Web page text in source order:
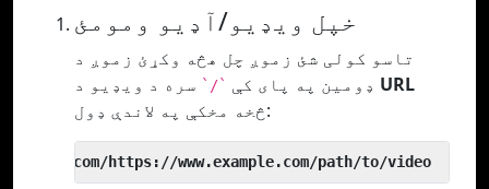
خپل ویډیو/آډیو ومومئ
تاسو کولی شئ زموږ چل هڅه وکړئ زموږ د
ډومین په پای کې `/`
URL
څخه مخکې په لاندې ډول: